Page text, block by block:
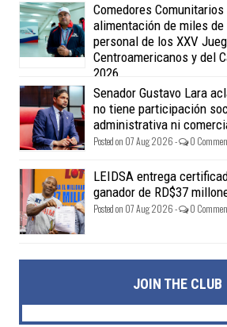
Comedores
alimentación de miles
personal de los XXV
Centroamericanos y del
2026
Posted on 07 Aug 2026 - 0 Comments
Senador Gustavo Lara
no tiene participación
administrativa ni
Posted on 07 Aug 2026 - 0
LEIDSA entrega
ganador de RD$37
Posted on 07 Aug 2026 - 0
JOIN THE CLUB